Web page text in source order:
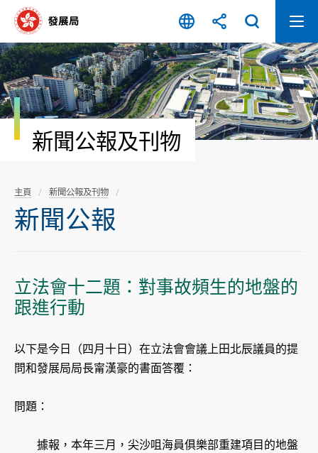
容
開
始
新聞公報及刊物
主頁 新聞公報及刊物
新聞公報
立法會十二題：對事故頻生的地盤的
跟進行動
以下是今日（四月十日）在立法會會議上田北辰議員的提
問和發展局局長甯漢豪的書面答覆：
問題：
據報，本年三月，尖沙咀海員俱樂部重建項目的地盤